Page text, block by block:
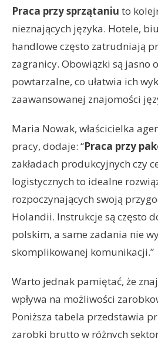
Praca przy sprzątaniu to
nieznających języka. Hotele,
handlowe często zatrudniają
zagranicy. Obowiązki są jasno
powtarzalne, co ułatwia ich
zaawansowanej znajomości
Maria Nowak, właścicielka
pracy, dodaje: “Praca przy
zakładach produkcyjnych czy
logistycznych to idealne
rozpoczynających swoją
Holandii. Instrukcje są często
polskim, a same zadania nie
skomplikowanej komunikacji.”
Warto jednak pamiętać, że
wpływa na możliwości
Poniższa tabela przedstawia
zarobki brutto w różnych